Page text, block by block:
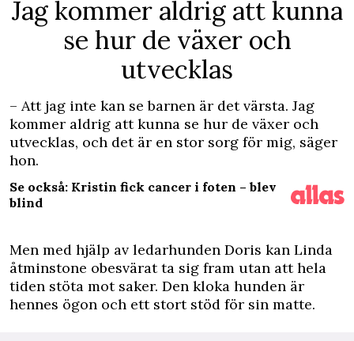
Jag kommer aldrig att kunna
se hur de växer och
utvecklas
– Att jag inte kan se barnen är det värsta. Jag
kommer aldrig att kunna se hur de växer och
utvecklas, och det är en stor sorg för mig, säger
hon.
Se också: Kristin fick cancer i foten – blev
blind
Men med hjälp av ledarhunden Doris kan Linda
åtminstone obesvärat ta sig fram utan att hela
tiden stöta mot saker. Den kloka hunden är
hennes ögon och ett stort stöd för sin matte.